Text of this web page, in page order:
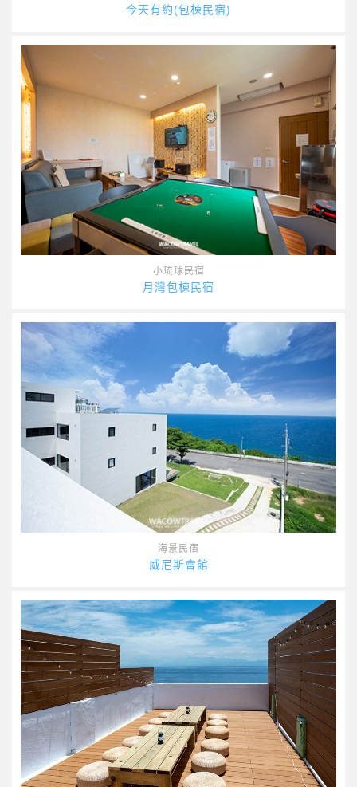
今天有約(包棟民宿)
小琉球民宿
月灣包棟民宿
海景民宿
威尼斯會館